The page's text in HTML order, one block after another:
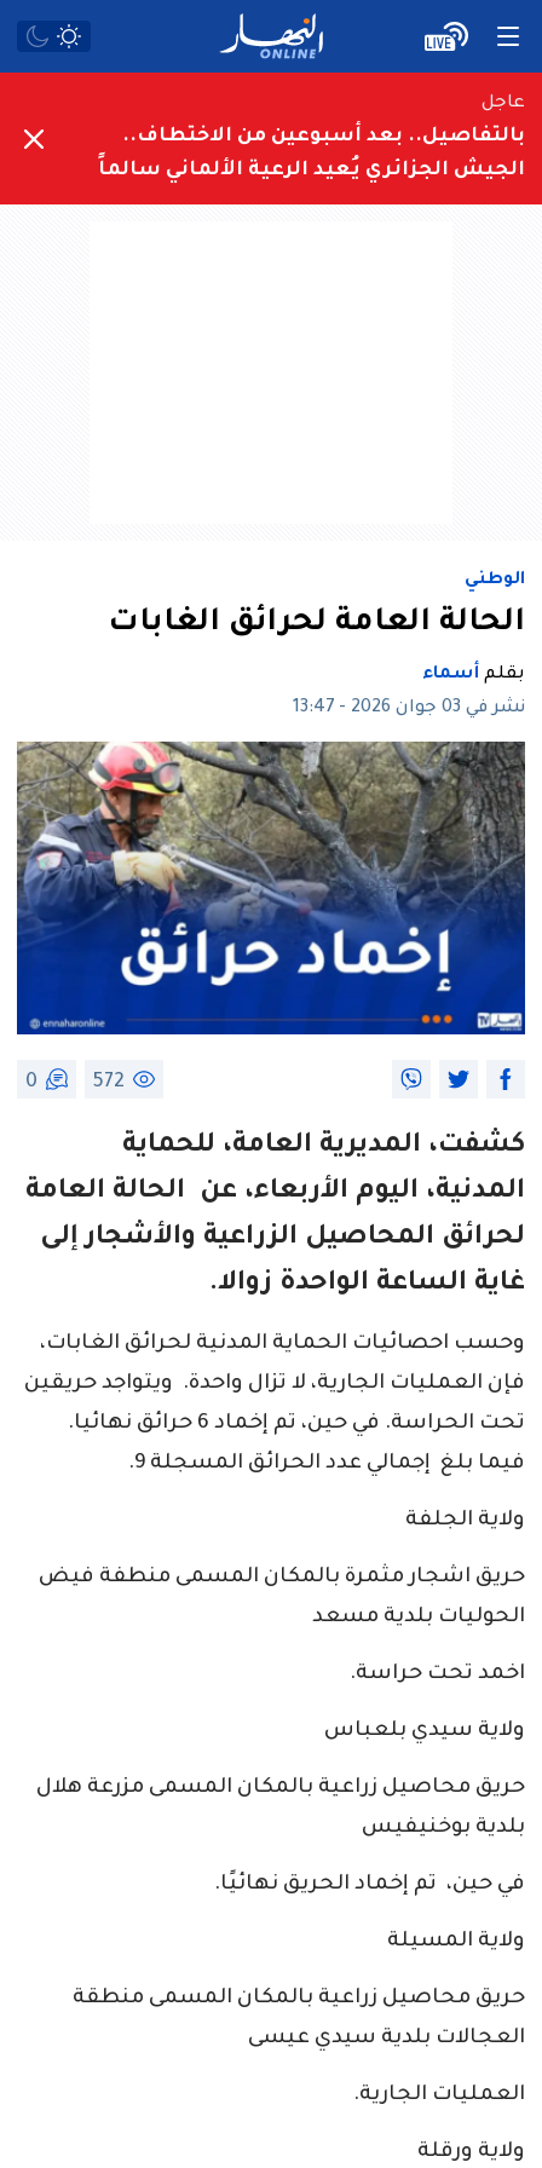
عاجل
بالتفاصيل.. بعد أسبوعين من الاختطاف..
الجيش الجزائري يُعيد الرعية الألماني سالماً
الوطني
الحالة العامة لحرائق الغابات
بقلم أسماء
نشر في 03 جوان 2026 - 13:47
572
0
كشفت، المديرية العامة، للحماية
المدنية، اليوم الأربعاء، عن الحالة العامة
لحرائق المحاصيل الزراعية والأشجار إلى
غاية الساعة الواحدة زوالا.
وحسب احصائيات الحماية المدنية لحرائق الغابات،
فإن العمليات الجارية، لا تزال واحدة. ويتواجد حريقين
تحت الحراسة. في حين، تم إخماد 6 حرائق نهائيا.
فيما بلغ إجمالي عدد الحرائق المسجلة 9.
ولاية الجلفة
حريق اشجار مثمرة بالمكان المسمى منطفة فيض
الحوليات بلدية مسعد
اخمد تحت حراسة.
ولاية سيدي بلعباس
حريق محاصيل زراعية بالمكان المسمى مزرعة هلال
بلدية بوخنيفيس
في حين، تم إخماد الحريق نهائيًا.
ولاية المسيلة
حريق محاصيل زراعية بالمكان المسمى منطقة
العجالات بلدية سيدي عيسى
العمليات الجارية.
ولاية ورقلة